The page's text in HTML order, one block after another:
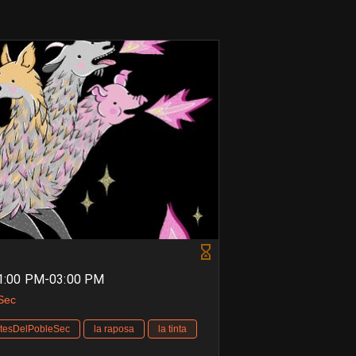
PM-03:00 PM
la raposa la tinta